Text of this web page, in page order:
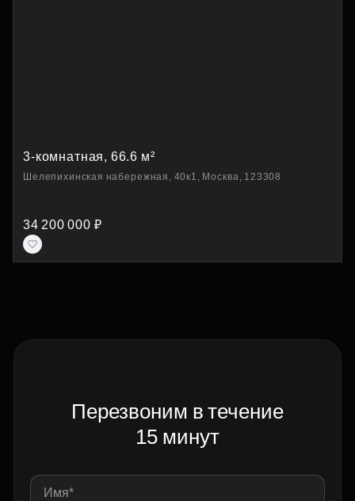
3-комнатная, 66.6 м²
Шелепихинская набережная, 40к1, Москва, 123308
34 200 000 ₽
Перезвоним в течение
15 минут